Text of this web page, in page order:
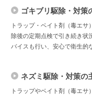
ゴキブリ駆除・対策
トラップ・ベイト剤（毒エ
除後の定期点検で引き続き状
バイスも行い、安心で衛生的
ネズミ駆除・対策の
トラップやベイト剤（毒エ